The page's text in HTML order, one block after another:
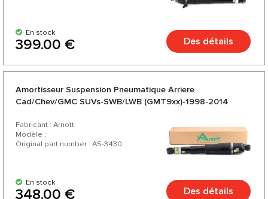
En stock
399.00 € Des détails
Amortisseur Suspension Pneumatique Arriere
Cad/Chev/GMC SUVs-SWB/LWB (GMT9xx)-1998-2014
Fabricant : Arnott
Modèle :
Original part number : AS-3430
En stock
348.00 € Des détails